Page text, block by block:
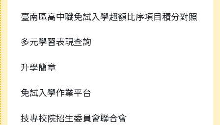
臺南區高中職免試入學超額比序項目積分對照
多元學習表現查詢
升學簡章
免試入學作業平台
技專校院招生委員會聯合會